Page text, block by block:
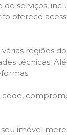
serviços,
oferece
regiões
técnicas.
imóvel